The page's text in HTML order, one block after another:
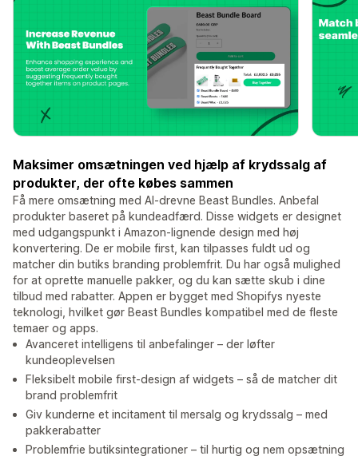
Maksimer omsætningen ved hjælp af krydssalg af
produkter, der ofte købes sammen
Få mere omsætning med AI-drevne Beast Bundles. Anbefal
produkter baseret på kundeadfærd. Disse widgets er designet
med udgangspunkt i Amazon-lignende design med høj
konvertering. De er mobile first, kan tilpasses fuldt ud og
matcher din butiks branding problemfrit. Du har også mulighed
for at oprette manuelle pakker, og du kan sætte skub i dine
tilbud med rabatter. Appen er bygget med Shopifys nyeste
teknologi, hvilket gør Beast Bundles kompatibel med de fleste
temaer og apps.
Avanceret intelligens til anbefalinger – der løfter
kundeoplevelsen
Fleksibelt mobile first-design af widgets – så de matcher dit
brand problemfrit
Giv kunderne et incitament til mersalg og krydssalg – med
pakkerabatter
Problemfrie butiksintegrationer – til hurtig og nem opsætning